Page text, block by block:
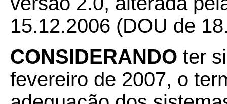
15.12.2006 (DOU de
CONSIDERANDO ter
fevereiro de 2007, o